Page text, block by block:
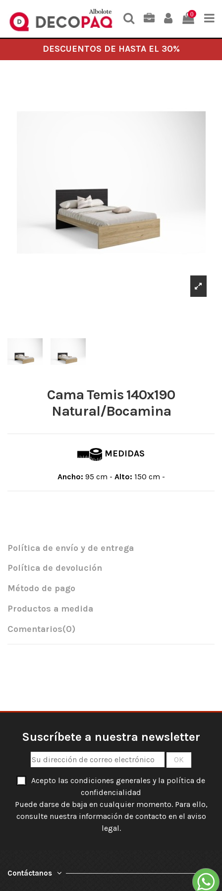
0
DESCUENTOS DE HASTA EL 30%
Cama Temis 140x190
Natural/Bocamina
MEDIDAS
Ancho: 95 cm - Alto: 150 cm -
Política de envío y de entrega
Política de devolución
Método de pago
Productos a medida
Comentarios(0)
Suscríbete a nuestra newsletter
Acepto las condiciones generales y la política de
confidencialidad
Puede darse de baja en cualquier momento. Para ello,
consulte nuestra información de contacto en el aviso
legal.
Contáctanos